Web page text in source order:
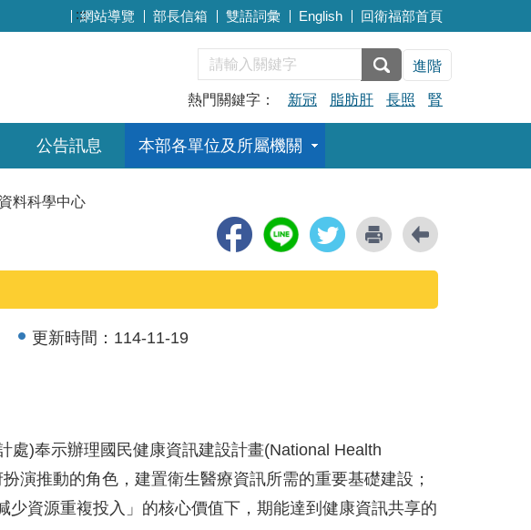
:::網站導覽 部長信箱 雙語詞彙 English 回衛福部首頁
進階
熱門關鍵字： 新冠 脂肪肝 長照 腎
公告訊息 本部各單位及所屬機關
料科學中心
更新時間： 114-11-19
)奉示辦理國民健康資訊建設計畫(National Health
演推動的角色，建置衛生醫療資訊所需的重要基礎建設；
資源重複投入」的核心價值下，期能達到健康資訊共享的